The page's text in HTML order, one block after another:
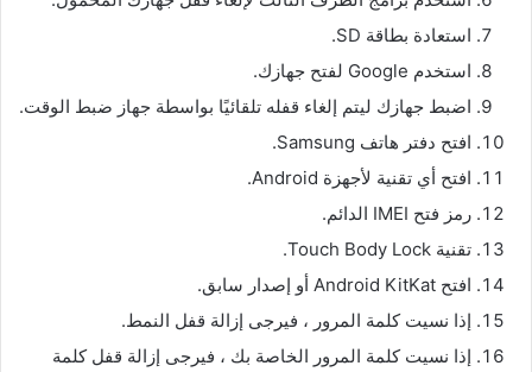
استعادة بطاقة SD.
استخدم Google لفتح جهازك.
اضبط جهازك ليتم إلغاء قفله تلقائيًا بواسطة جهاز ضبط الوقت.
افتح دفتر هاتف Samsung.
افتح أي تقنية لأجهزة Android.
رمز فتح IMEI الدائم.
تقنية Touch Body Lock.
افتح Android KitKat أو إصدار سابق.
إذا نسيت كلمة المرور ، فيرجى إزالة قفل النمط.
إذا نسيت كلمة المرور الخاصة بك ، فيرجى إزالة قفل كلمة